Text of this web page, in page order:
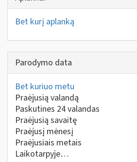
Bet kurį aplanką
Parodymo data
Bet kuriuo metu
Praėjusią valandą
Paskutines 24 valandas
Praėjusią savaitę
Praėjusį mėnesį
Praėjusiais metais
Laikotarpyje…